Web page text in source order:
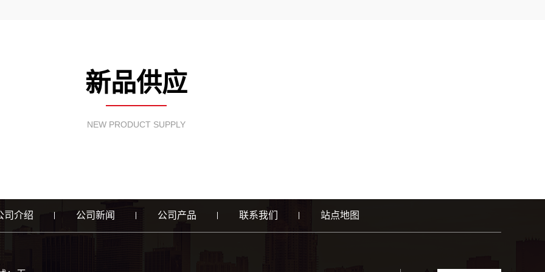
新品供应
NEW PRODUCT SUPPLY
司介绍 公司新闻 公司产品 联系我们 站点地图